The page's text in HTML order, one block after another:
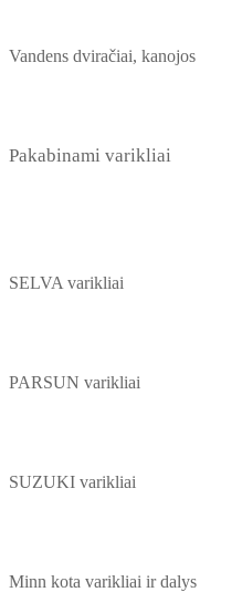
Vandens dviračiai, kanojos
Pakabinami varikliai
SELVA varikliai
PARSUN varikliai
SUZUKI varikliai
Minn kota varikliai ir dalys